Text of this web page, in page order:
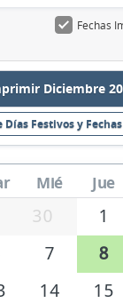
Fechas
Diciembre
Festivos y
Mié Jue
30 1
7 8
14 15